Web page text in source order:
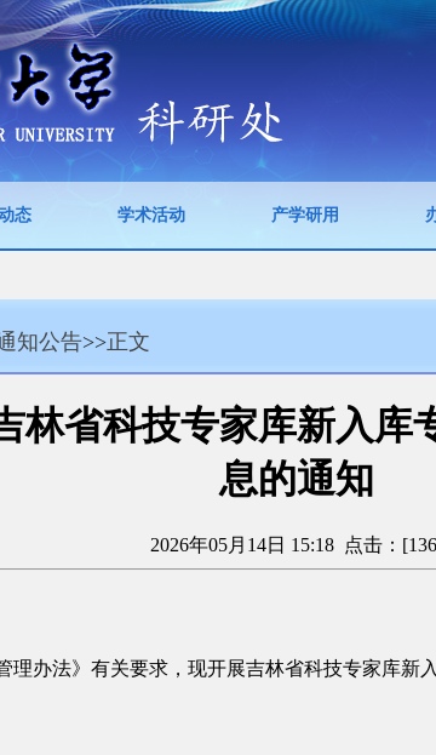
态 学术活动 产学研用
知公告>>正文
林省科技专家库新入库
息的通知
2026年05月14日 15:18 点击：[136
办法》有关要求，现开展吉林省科技专家库新